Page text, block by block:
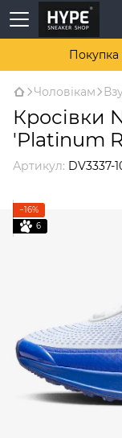
Покупка
Чоловікам
Кросівки
'Platinum
Артикул: DV3337-
−16%
6